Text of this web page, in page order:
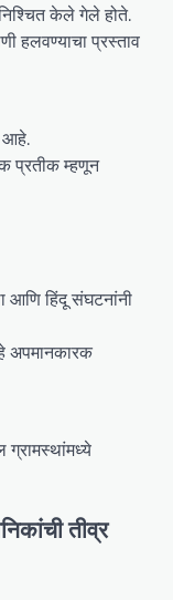
केले गेले होते.
हलवण्याचा प्रस्ताव
आहे.
प्रतीक म्हणून
आणि हिंदू संघटनांनी
अपमानकारक
ग्रामस्थांमध्ये
तीव्र